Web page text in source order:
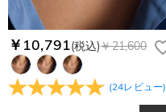
￥10,791(税込)￥21,600
(24レビュー)